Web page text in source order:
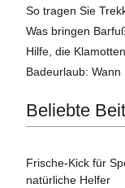
So tragen Sie
Was bringen
Hilfe, die
Badeurlaub:
Beliebte
Frische-Kick für
natürliche Helfer